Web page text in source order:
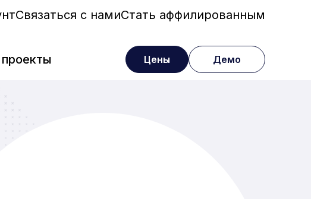
Связаться с намиСтать аффилированным
Цены Демо